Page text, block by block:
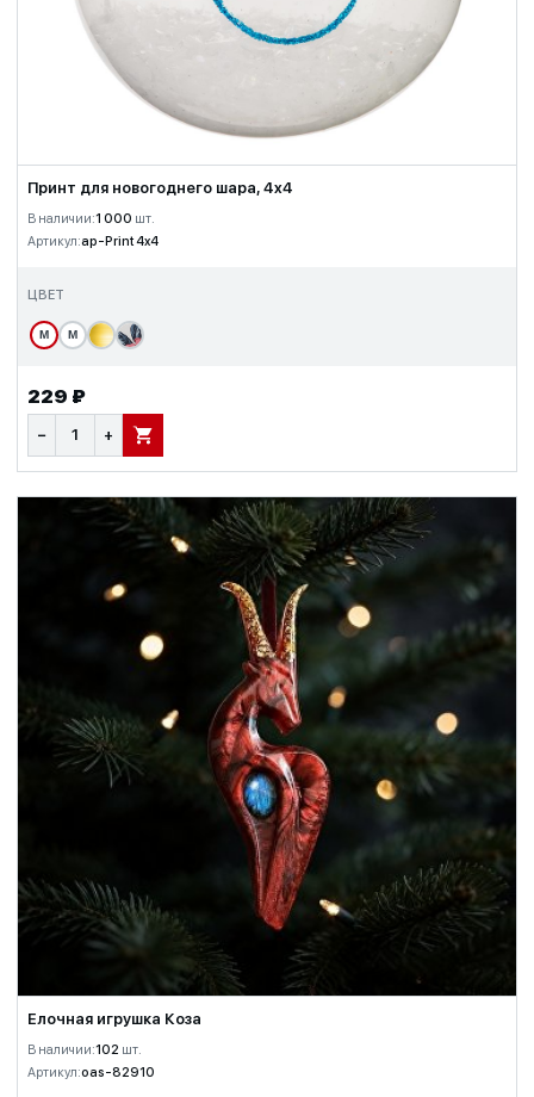
Принт для новогоднего шара, 4x4
В наличии:1 000 шт.
Артикул:ap-Print 4x4
ЦВЕТ
М М
229 ₽
− + В КОРЗИНУ
Елочная игрушка Коза
В наличии:102 шт.
Артикул:oas-82910